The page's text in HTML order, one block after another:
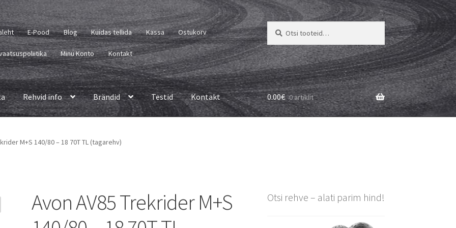
E-Pood Blog Kuidas tellida Kassa Ostukorv
Minu Konto Kontakt
Otsi:
Otsi
Rehvid info Brändid Testid Kontakt 0.00€ 0 artiklit
M+S 140/80 – 18 70T TL (tagarehv)
Avon AV85 Trekrider M+S
Otsi rehve – alati parim hind!